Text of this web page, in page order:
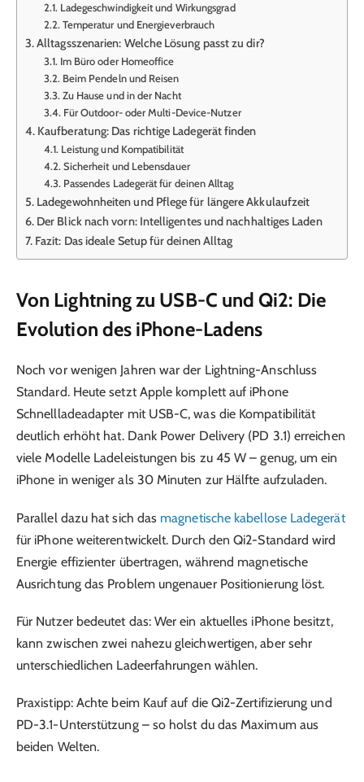
Ladegeschwindigkeit und Wirkungsgrad
Temperatur und Energieverbrauch
Alltagsszenarien: Welche Lösung passt zu dir?
Im Büro oder Homeoffice
Beim Pendeln und Reisen
Zu Hause und in der Nacht
Für Outdoor- oder Multi-Device-Nutzer
Kaufberatung: Das richtige Ladegerät finden
Leistung und Kompatibilität
Sicherheit und Lebensdauer
Passendes Ladegerät für deinen Alltag
Ladegewohnheiten und Pflege für längere Akkulaufzeit
Der Blick nach vorn: Intelligentes und nachhaltiges Laden
Fazit: Das ideale Setup für deinen Alltag
Von Lightning zu USB-C und Qi2: Die
Evolution des iPhone-Ladens
Noch vor wenigen Jahren war der Lightning-Anschluss
Standard. Heute setzt Apple komplett auf iPhone
Schnellladeadapter mit USB-C, was die Kompatibilität
deutlich erhöht hat. Dank Power Delivery (PD 3.1) erreichen
viele Modelle Ladeleistungen bis zu 45 W – genug, um ein
iPhone in weniger als 30 Minuten zur Hälfte aufzuladen.
Parallel dazu hat sich das magnetische kabellose Ladegerät
für iPhone weiterentwickelt. Durch den Qi2-Standard wird
Energie effizienter übertragen, während magnetische
Ausrichtung das Problem ungenauer Positionierung löst.
Für Nutzer bedeutet das: Wer ein aktuelles iPhone besitzt,
kann zwischen zwei nahezu gleichwertigen, aber sehr
unterschiedlichen Ladeerfahrungen wählen.
Praxistipp: Achte beim Kauf auf die Qi2-Zertifizierung und
PD-3.1-Unterstützung – so holst du das Maximum aus
beiden Welten.